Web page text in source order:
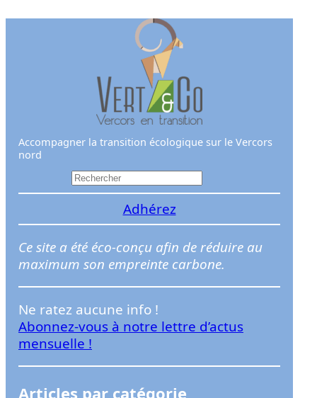
Accompagner la transition écologique sur le Vercors
nord
e
h
e
r
e
r
Adhérez
Ce site a été éco-conçu afin de réduire au
maximum son empreinte carbone.
Ne ratez aucune info !
Abonnez-vous à notre lettre d’actus
mensuelle !
Articles par catégorie